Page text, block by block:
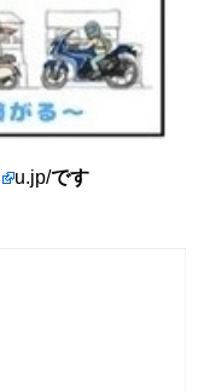
u.jp/です